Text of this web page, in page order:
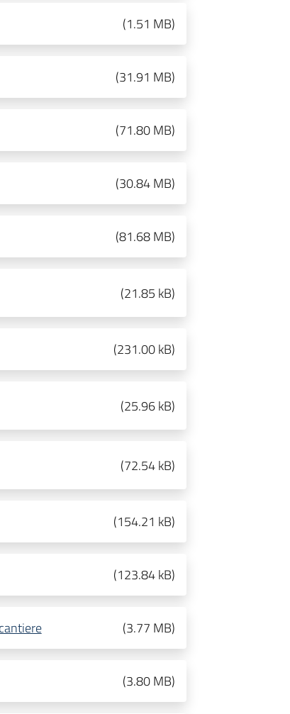
(1.51 MB)
(31.91 MB)
(71.80 MB)
(30.84 MB)
(81.68 MB)
(21.85 kB)
(231.00 kB)
(25.96 kB)
(72.54 kB)
(154.21 kB)
(123.84 kB)
(3.77 MB)
(3.80 MB)